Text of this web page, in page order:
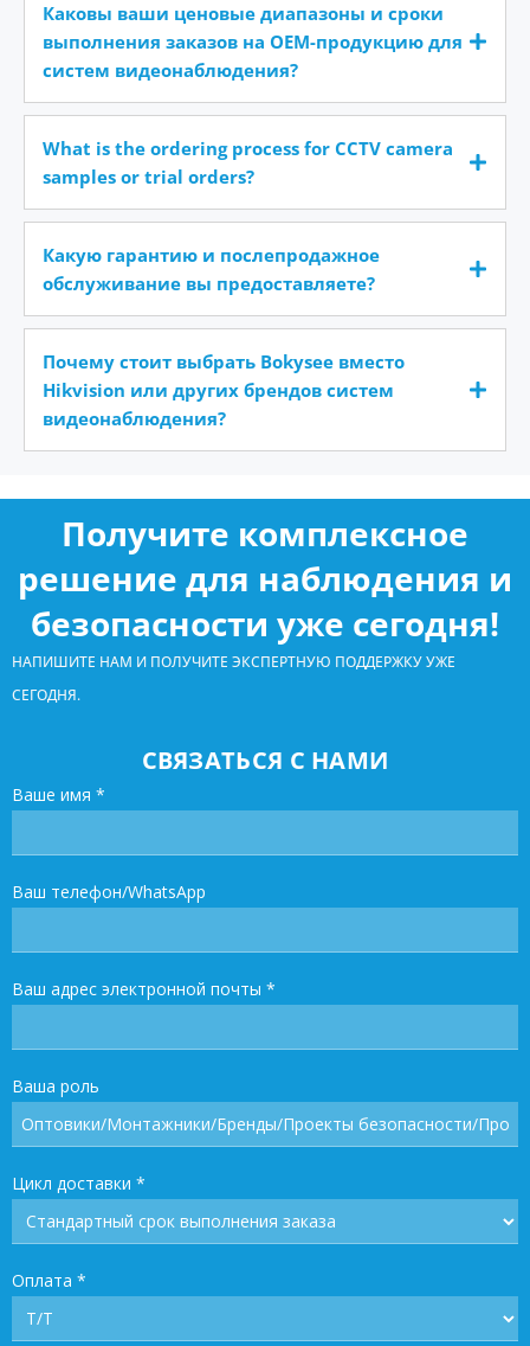
Каковы ваши ценовые диапазоны и сроки
выполнения заказов на OEM-продукцию для
систем видеонаблюдения?
What is the ordering process for CCTV camera
samples or trial orders?
Какую гарантию и послепродажное
обслуживание вы предоставляете?
Почему стоит выбрать Bokysee вместо
Hikvision или других брендов систем
видеонаблюдения?
Получите комплексное
решение для наблюдения и
безопасности уже сегодня!
НАПИШИТЕ НАМ И ПОЛУЧИТЕ ЭКСПЕРТНУЮ ПОДДЕРЖКУ УЖЕ
СЕГОДНЯ.
СВЯЗАТЬСЯ С НАМИ
Ваше имя *
Ваш телефон/WhatsApp
Ваш адрес электронной почты *
Ваша роль
Цикл доставки *
Оплата *